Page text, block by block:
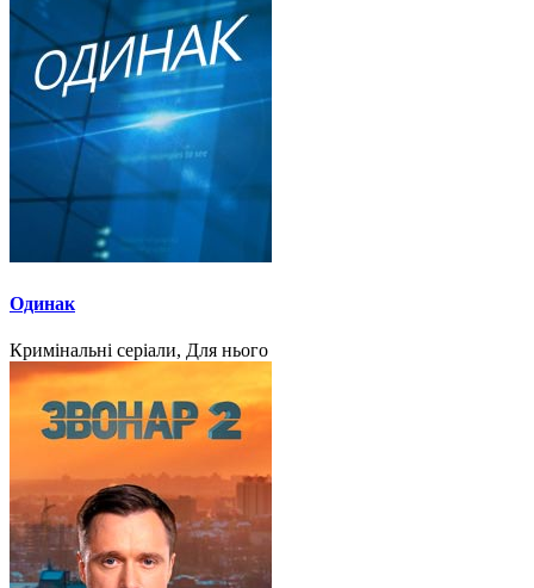
Одинак
Кримінальні серіали, Для нього